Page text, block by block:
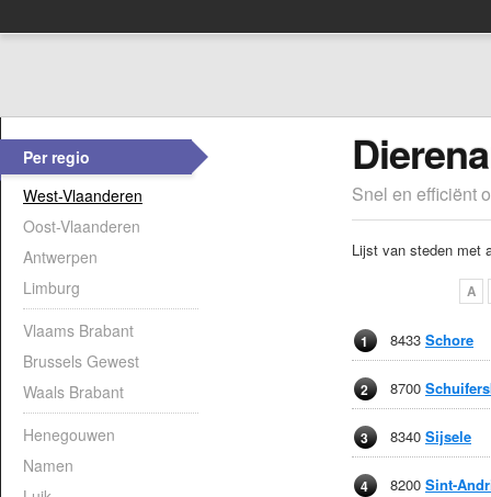
Per regio
West-Vlaanderen
Oost-Vlaanderen
Antwerpen
Limburg
Vlaams Brabant
Brussels Gewest
Waals Brabant
Henegouwen
Namen
Snel en efficiënt
Lijst van steden met
A
1 8433 Schore
2 8700
3 8340 Sijsele
4 8200 Sint-